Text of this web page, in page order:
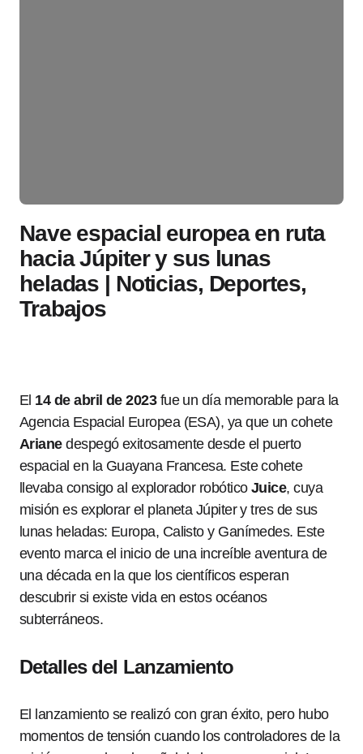
Nave espacial europea en ruta
hacia Júpiter y sus lunas
heladas | Noticias, Deportes,
Trabajos
El 14 de abril de 2023fue un día memorable para la
Agencia Espacial Europea (ESA), ya que un cohete
Arianedespegó exitosamente desde el puerto
espacial en la Guayana Francesa. Este cohete
llevaba consigo al explorador robótico Juice, cuya
misión es explorar el planeta Júpiter y tres de sus
lunas heladas: Europa, Calisto y Ganímedes. Este
evento marca el inicio de una increíble aventura de
una década en la que los científicos esperan
descubrir si existe vida en estos océanos
subterráneos.
Detalles del Lanzamiento
El lanzamiento se realizó con gran éxito, pero hubo
momentos de tensión cuando los controladores de la